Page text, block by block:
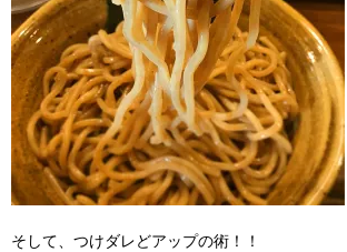
そして、つけダレどアップの術！！